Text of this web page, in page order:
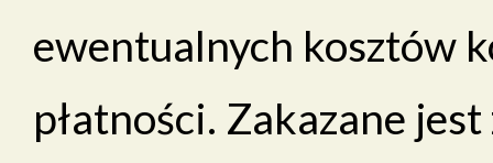
ewentualnych kosztów
płatności. Zakazane